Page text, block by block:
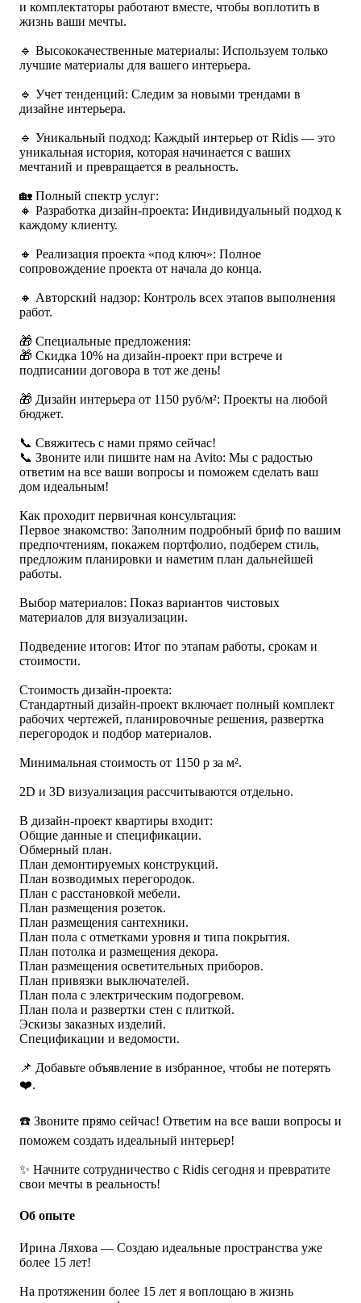
и комплектаторы работают вместе, чтобы воплотить в
жизнь ваши мечты.
🔹 Высококачественные материалы: Используем только
лучшие материалы для вашего интерьера.
🔹 Учет тенденций: Следим за новыми трендами в
дизайне интерьера.
🔹 Уникальный подход: Каждый интерьер от Ridis — это
уникальная история, которая начинается с ваших
мечтаний и превращается в реальность.
🏡 Полный спектр услуг:
🔸 Разработка дизайн-проекта: Индивидуальный подход к
каждому клиенту.
🔸 Реализация проекта «под ключ»: Полное
сопровождение проекта от начала до конца.
🔸 Авторский надзор: Контроль всех этапов выполнения
работ.
🎁 Специальные предложения:
🎁 Скидка 10% на дизайн-проект при встрече и
подписании договора в тот же день!
🎁 Дизайн интерьера от 1150 руб/м²: Проекты на любой
бюджет.
📞 Свяжитесь с нами прямо сейчас!
📞 Звоните или пишите нам на Avito: Мы с радостью
ответим на все ваши вопросы и поможем сделать ваш
дом идеальным!
Как проходит первичная консультация:
Первое знакомство: Заполним подробный бриф по вашим
предпочтениям, покажем портфолио, подберем стиль,
предложим планировки и наметим план дальнейшей
работы.
Выбор материалов: Показ вариантов чистовых
материалов для визуализации.
Подведение итогов: Итог по этапам работы, срокам и
стоимости.
Стоимость дизайн-проекта:
Стандартный дизайн-проект включает полный комплект
рабочих чертежей, планировочные решения, развертка
перегородок и подбор материалов.
Минимальная стоимость от 1150 р за м².
2D и 3D визуализация рассчитываются отдельно.
В дизайн-проект квартиры входит:
Общие данные и спецификации.
Обмерный план.
План демонтируемых конструкций.
План возводимых перегородок.
План с расстановкой мебели.
План размещения розеток.
План размещения сантехники.
План пола с отметками уровня и типа покрытия.
План потолка и размещения декора.
План размещения осветительных приборов.
План привязки выключателей.
План пола с электрическим подогревом.
План пола и развертки стен с плиткой.
Эскизы заказных изделий.
Спецификации и ведомости.
📌 Добавьте объявление в избранное, чтобы не потерять
❤️.
☎️ Звоните прямо сейчас! Ответим на все ваши вопросы и
поможем создать идеальный интерьер!
✨ Начните сотрудничество с Ridis сегодня и превратите
свои мечты в реальность!
Об опыте
Ирина Ляхова — Создаю идеальные пространства уже
более 15 лет!
На протяжении более 15 лет я воплощаю в жизнь